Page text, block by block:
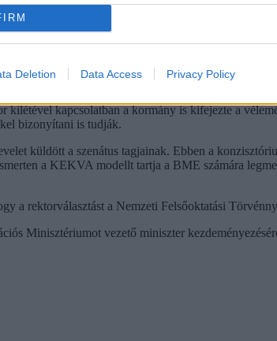
Deletion Data Access Privacy Policy
kapcsolatban a kormány is kifejezte a
bizonyítani is tudják.
küldött a szenátus tagjainak. Ebben a
a KEKVA modellt tartja a BME számára
a rektorválasztást a Nemzeti Felsőoktatási
Minisztériumot vezető miniszter